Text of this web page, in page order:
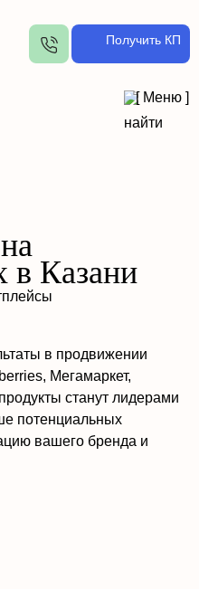
Получить КП
[ Меню ]
в Казани
в продвижении
Мегамаркет,
станут лидерами
потенциальных
вашего бренда и